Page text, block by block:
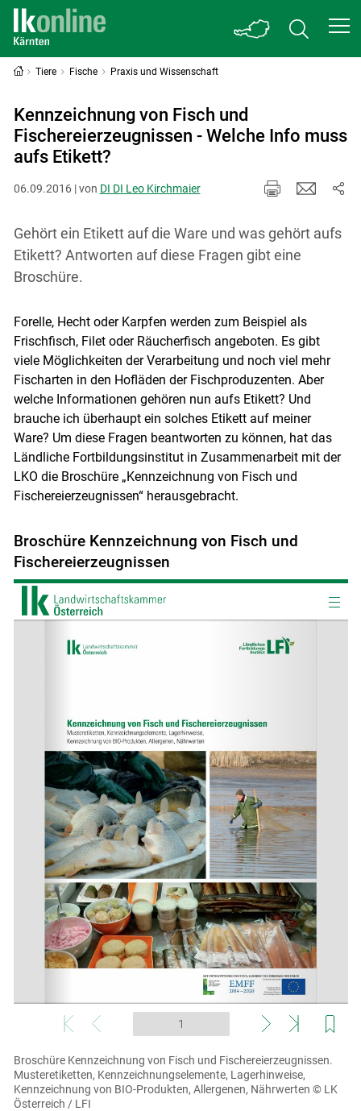
Skip to main content
Tiere Fische Praxis und Wissenschaft
Kennzeichnung von Fisch und
Fischereierzeugnissen - Welche Info muss
aufs Etikett?
06.09.2016 | von DI DI Leo Kirchmaier
Gehört ein Etikett auf die Ware und was gehört aufs
Etikett? Antworten auf diese Fragen gibt eine
Broschüre.
Forelle, Hecht oder Karpfen werden zum Beispiel als
Frischfisch, Filet oder Räucherfisch angeboten. Es gibt
viele Möglichkeiten der Verarbeitung und noch viel mehr
Fischarten in den Hofläden der Fischproduzenten. Aber
welche Informationen gehören nun aufs Etikett? Und
brauche ich überhaupt ein solches Etikett auf meiner
Ware? Um diese Fragen beantworten zu können, hat das
Ländliche Fortbildungsinstitut in Zusammenarbeit mit der
LKO die Broschüre „Kennzeichnung von Fisch und
Fischereierzeugnissen“ herausgebracht.
Broschüre Kennzeichnung von Fisch und
Fischereierzeugnissen
Broschüre Kennzeichnung von Fisch und Fischereierzeugnissen.
Musteretiketten, Kennzeichnungselemente, Lagerhinweise,
Kennzeichnung von BIO-Produkten, Allergenen, Nährwerten © LK
Österreich / LFI